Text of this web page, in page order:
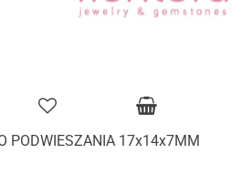
PODWIESZANIA 17x14x7MM